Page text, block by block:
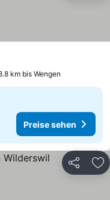
sehen
km bis Wengen
Preise sehen
Teilen